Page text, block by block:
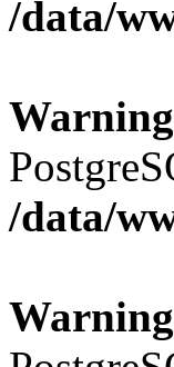
/data/
Warning
/data/
Warning